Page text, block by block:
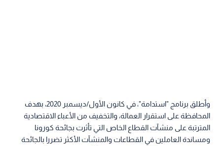
وأطلق برنامج "استدامة"، في كانون الأول/ديسمبر 2020، بهدف
المحافظة على استقرار العمالة، والتخفيف من الأعباء الاقتصادية
المترتبة على منشآت القطاع الخاص التي تأثرت بجائحة كورونا
ومساندة العاملين في القطاعات والمنشآت الأكثر تضررا بالجائحة